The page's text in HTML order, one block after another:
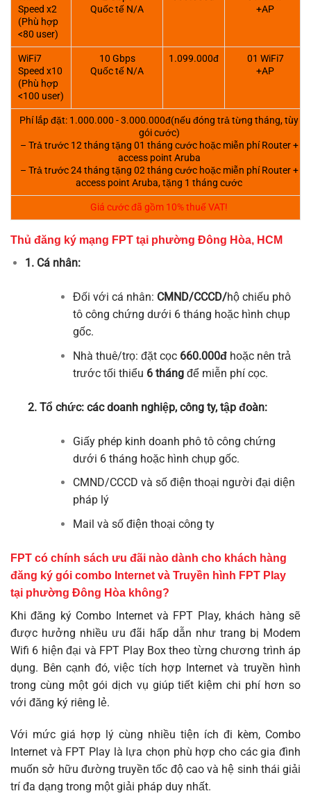
Speed x2
(Phù hợp
<80 user)
Quốc tế N/A
+AP
WiFi7
Speed x10
(Phù hợp
<100 user)
10 Gbps
Quốc tế N/A
1.099.000đ
01 WiFi7
+AP
Phí lắp đặt: 1.000.000 - 3.000.000đ(nếu đóng trả từng tháng, tùy
gói cước)
– Trả trước 12 tháng tặng 01 tháng cước hoặc miễn phí Router +
access point Aruba
– Trả trước 24 tháng tặng 02 tháng cước hoặc miễn phí Router +
access point Aruba, tặng 1 tháng cước
Giá cước đã gồm 10% thuế VAT!
Thủ đăng ký mạng FPT tại phường Đông Hòa, HCM
1. Cá nhân:
Đối với cá nhân: CMND/CCCD/hộ chiếu phô
tô công chứng dưới 6 tháng hoặc hình chụp
gốc.
Nhà thuê/trọ: đặt cọc 660.000đhoặc nên trả
trước tối thiểu 6 thángđể miễn phí cọc.
2. Tổ chức: các doanh nghiệp, công ty, tập đoàn:
Giấy phép kinh doanh phô tô công chứng
dưới 6 tháng hoặc hình chụp gốc.
CMND/CCCD và số điện thoại người đại diện
pháp lý
Mail và số điện thoại công ty
FPT có chính sách ưu đãi nào dành cho khách hàng
đăng ký gói combo Internet và Truyền hình FPT Play
tại phường Đông Hòa không?
Khi đăng ký Combo Internet và FPT Play, khách hàng sẽ
được hưởng nhiều ưu đãi hấp dẫn như trang bị Modem
Wifi 6 hiện đại và FPT Play Box theo từng chương trình áp
dụng. Bên cạnh đó, việc tích hợp Internet và truyền hình
trong cùng một gói dịch vụ giúp tiết kiệm chi phí hơn so
với đăng ký riêng lẻ.
Với mức giá hợp lý cùng nhiều tiện ích đi kèm, Combo
Internet và FPT Play là lựa chọn phù hợp cho các gia đình
muốn sở hữu đường truyền tốc độ cao và hệ sinh thái giải
trí đa dạng trong một giải pháp duy nhất.